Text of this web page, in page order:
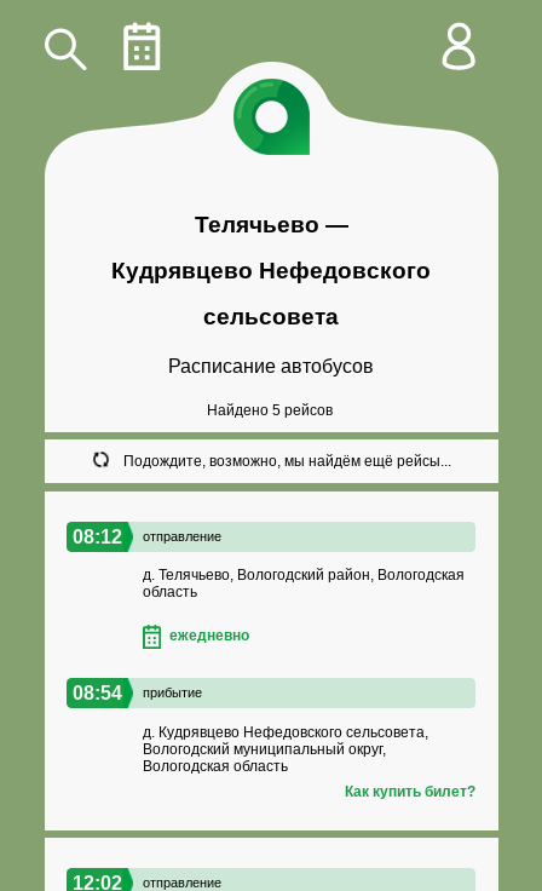
Телячьево —
Кудрявцево Нефедовского
сельсовета
Расписание автобусов
Найдено 5 рейсов
Подождите, возможно, мы найдём ещё рейсы...
08:12 отправление
д. Телячьево, Вологодский район, Вологодская
область
ежедневно
08:54 прибытие
д. Кудрявцево Нефедовского сельсовета,
Вологодский муниципальный округ,
Вологодская область
Как купить билет?
12:02 отправление